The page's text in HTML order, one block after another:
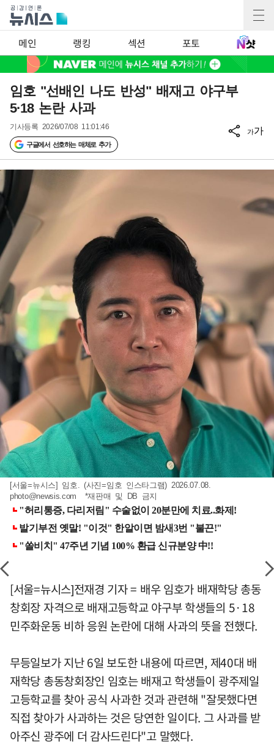
메인 랭킹 섹션 포토
임호 "선배인 나도 반성" 배재고 야구부
5·18 논란 사과
기사등록 2026/07/08 11:01:46
구글에서 선호하는 매체로 추가
가가
[서울=뉴시스] 임호. (사진=임호 인스타그램) 2026.07.08.
photo@newsis.com *재판매 및 DB 금지
[서울=뉴시스]전재경 기자 = 배우 임호가 배재학당 총동
창회장 자격으로 배재고등학교 야구부 학생들의 5·18
민주화운동 비하 응원 논란에 대해 사과의 뜻을 전했다.
무등일보가 지난 6일 보도한 내용에 따르면, 제40대 배
재학당 총동창회장인 임호는 배재고 학생들이 광주제일
고등학교를 찾아 공식 사과한 것과 관련해 "잘못했다면
직접 찾아가 사과하는 것은 당연한 일이다. 그 사과를 받
아주신 광주에 더 감사드린다"고 말했다.